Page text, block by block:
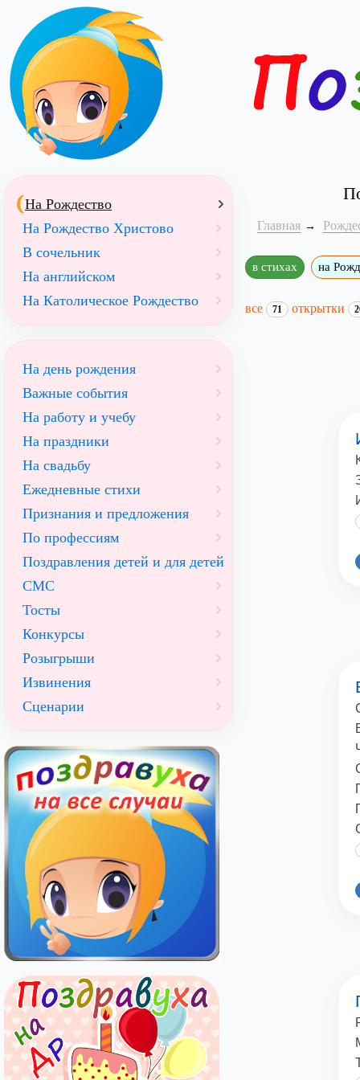
Главная
в стихах на
все 71 открытки
На Рождество
На Рождество Христово
В сочельник
На английском
На Католическое Рождество
На день рождения
Важные события
На работу и учебу
На праздники
На свадьбу
Ежедневные стихи
Признания и предложения
По профессиям
Поздравления детей и для детей
СМС
Тосты
Конкурсы
Розыгрыши
Извинения
Сценарии